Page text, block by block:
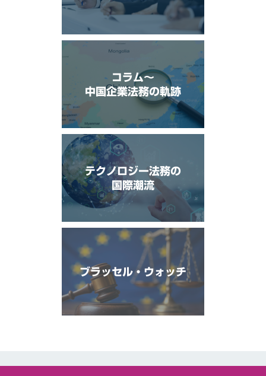
コラム〜
中国企業法務の軌跡
テクノロジー法務の
国際潮流
ブラッセル・ウォッチ